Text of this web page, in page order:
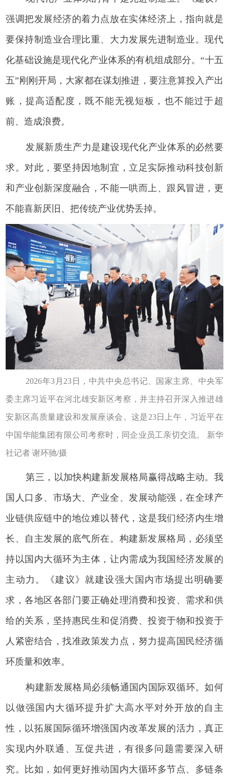
强调把发展经济的着力点放在实体经济上，指向就是
要保持制造业合理比重、大力发展先进制造业。现代
化基础设施是现代化产业体系的有机组成部分。“十五
五”刚刚开局，大家都在谋划推进，要注意算投入产出
账，提高适配度，既不能无视短板，也不能过于超
前、造成浪费。
发展新质生产力是建设现代化产业体系的必然要
求。对此，要坚持因地制宜，立足实际推动科技创新
和产业创新深度融合，不能一哄而上、跟风冒进，更
不能喜新厌旧、把传统产业优势丢掉。
2026年3月23日，中共中央总书记、国家主席、中央军
委主席习近平在河北雄安新区考察，并主持召开深入推进雄
安新区高质量建设和发展座谈会。这是23日上午，习近平在
中国华能集团有限公司考察时，同企业员工亲切交流。 新华
社记者 谢环驰/摄
第三，以加快构建新发展格局赢得战略主动。我
国人口多、市场大、产业全、发展动能强，在全球产
业链供应链中的地位难以替代，这是我们经济内生增
长、自主发展的底气所在。构建新发展格局，必须坚
持以国内大循环为主体，让内需成为我国经济发展的
主动力。《建议》就建设强大国内市场提出明确要
求，各地区各部门要正确处理消费和投资、需求和供
给的关系，坚持惠民生和促消费、投资于物和投资于
人紧密结合，找准政策发力点，努力提高国民经济循
环质量和效率。
构建新发展格局必须畅通国内国际双循环。如何
以做强国内大循环提升扩大高水平对外开放的自主
性，以拓展国际循环增强国内改革发展的活力，真正
实现内外联通、互促共进，有很多问题需要深入研
究。比如，如何更好推动国内大循环多节点、多链条